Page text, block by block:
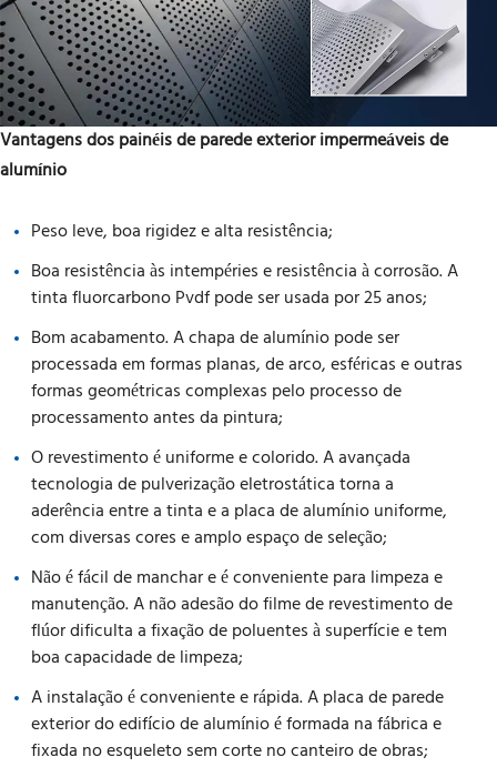
Vantagens dos painéis de parede exterior impermeáveis de
alumínio
Peso leve, boa rigidez e alta resistência;
Boa resistência às intempéries e resistência à corrosão. A
tinta fluorcarbono Pvdf pode ser usada por 25 anos;
Bom acabamento. A chapa de alumínio pode ser
processada em formas planas, de arco, esféricas e outras
formas geométricas complexas pelo processo de
processamento antes da pintura;
O revestimento é uniforme e colorido. A avançada
tecnologia de pulverização eletrostática torna a
aderência entre a tinta e a placa de alumínio uniforme,
com diversas cores e amplo espaço de seleção;
Não é fácil de manchar e é conveniente para limpeza e
manutenção. A não adesão do filme de revestimento de
flúor dificulta a fixação de poluentes à superfície e tem
boa capacidade de limpeza;
A instalação é conveniente e rápida. A placa de parede
exterior do edifício de alumínio é formada na fábrica e
fixada no esqueleto sem corte no canteiro de obras;